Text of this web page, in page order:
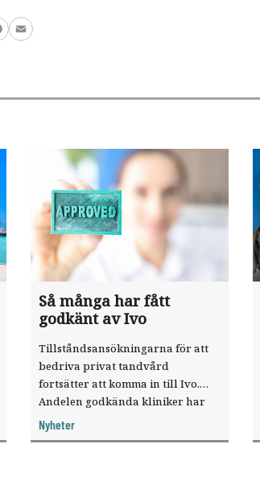
Email
Så många har fått
godkänt av Ivo
Tillståndsansökningarna för att
bedriva privat tandvård
fortsätter att komma in till Ivo.
Andelen godkända kliniker har
ökat, visar nya siffror.
Nyheter